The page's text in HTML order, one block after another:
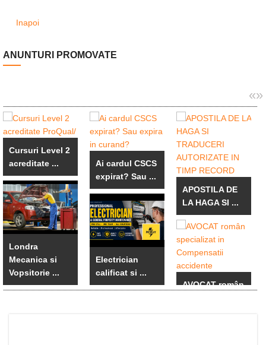
Inapoi
ANUNTURI PROMOVATE
«»
Cursuri Level 2
acreditate ...
Londra
Mecanica si
Vopsitorie ...
Ai cardul CSCS
expirat? Sau ...
Electrician
calificat si ...
APOSTILA DE
LA HAGA SI ...
AVOCAT român